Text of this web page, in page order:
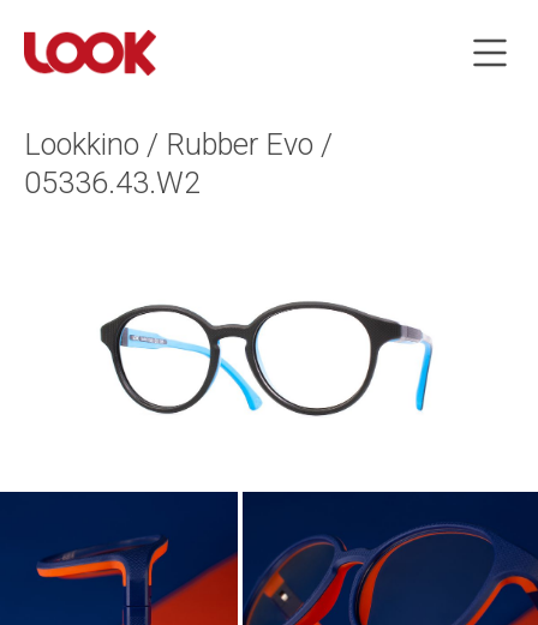
Lookkino / Rubber Evo /
05336.43.W2